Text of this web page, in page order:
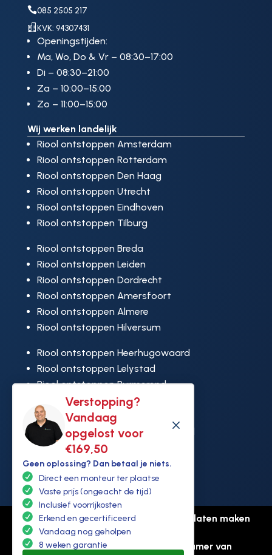
Verstopping?
Vandaag
opgelost voor
€169,50
M
Geen oplossing? Dan betaal je niets.
Direct een monteur ter plaatse
Vaste prijs (ongeacht de tijd)
Inclusief voorrijkosten
Erkend en gecertificeerd
Vandaag nog geholpen
8 weken garantie
085 2505 217
 KVK: 94307431
Openingstijden:
Ma, Wo, Do & Vr – 08:30–17:00
Di – 08:30–21:00
Za – 10:00–15:00
Zo – 11:00–15:00
Wij werken landelijk
Riool ontstoppen Amsterdam
Riool ontstoppen Rotterdam
Riool ontstoppen Den Haag
Riool ontstoppen Utrecht
Riool ontstoppen Eindhoven
Riool ontstoppen Tilburg
Riool ontstoppen Breda
Riool ontstoppen Leiden
Riool ontstoppen Dordrecht
Riool ontstoppen Amersfoort
Riool ontstoppen Almere
Riool ontstoppen Hilversum
Riool ontstoppen Heerhugowaard
Riool ontstoppen Lelystad
Riool ontstoppen Purmerend
Riool ontstoppen Ridderkerk
Riool ontstoppen Rijswijk
Riool ontstoppen Hoek van Holland
© Copyright Ontstoppen.nl |
Website laten maken
door Flexamedia
Privacyverklaring
Kamer van